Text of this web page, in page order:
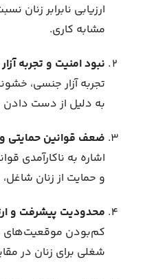
ارزیابی نابرابر
مشابه کاری.
نبود امنیت و تجربه
تجربه آزار جنسی،
به دلیل از دست
ضعف قوانین حمایتی
اشاره به ناکارآمدی
و حمایت از زنان
محدودیت پیشرفت و
کم‌بودن موقعیت‌های
شغلی برای زنان در